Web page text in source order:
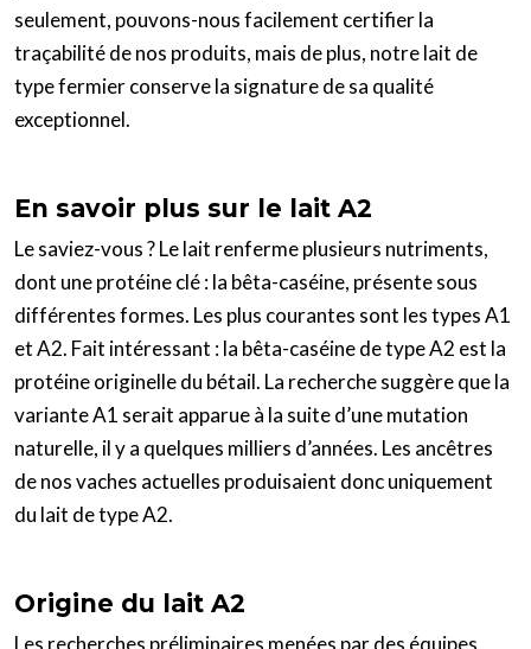
seulement, pouvons-nous facilement certifier la
traçabilité de nos produits, mais de plus, notre lait de
type fermier conserve la signature de sa qualité
exceptionnel.
En savoir plus sur le lait A2
Le saviez-vous ? Le lait renferme plusieurs nutriments,
dont une protéine clé : la bêta-caséine, présente sous
différentes formes. Les plus courantes sont les types A1
et A2. Fait intéressant : la bêta-caséine de type A2 est la
protéine originelle du bétail. La recherche suggère que la
variante A1 serait apparue à la suite d’une mutation
naturelle, il y a quelques milliers d’années. Les ancêtres
de nos vaches actuelles produisaient donc uniquement
du lait de type A2.
Origine du lait A2
Les recherches préliminaires menées par des équipes